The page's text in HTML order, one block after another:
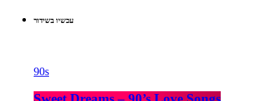
עכשיו בשידור
90s